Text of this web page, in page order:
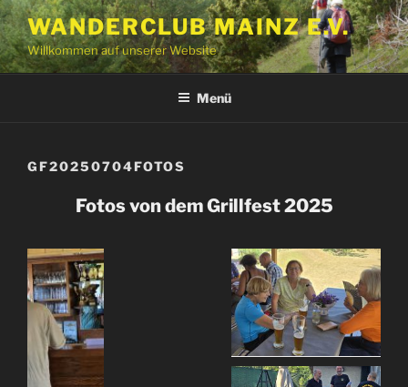
Zum
Inhalt
springen
WANDERCLUB MAINZ E.V.
Willkommen auf unserer Website
Menü
GF20250704FOTOS
Fotos von dem Grillfest 2025